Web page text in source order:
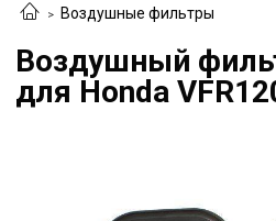
Воздушные фильтры
Воздушный
для Honda